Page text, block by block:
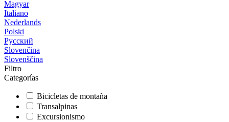
Magyar
Italiano
Nederlands
Polski
Русский
Slovenčina
Slovenščina
Filtro
Categorías
Bicicletas de montaña
Transalpinas
Excursionismo